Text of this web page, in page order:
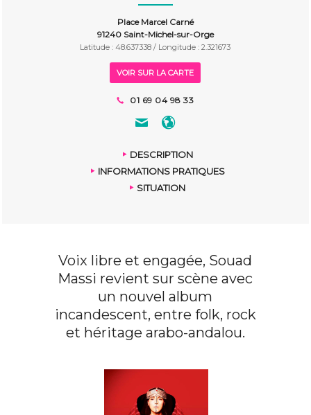
Place Marcel Carné
91240 Saint-Michel-sur-Orge
Latitude : 48.637338 / Longitude : 2.321673
VOIR SUR LA CARTE
01 69 04 98 33
DESCRIPTION
INFORMATIONS PRATIQUES
SITUATION
Voix libre et engagée, Souad
Massi revient sur scène avec
un nouvel album
incandescent, entre folk, rock
et héritage arabo-andalou.